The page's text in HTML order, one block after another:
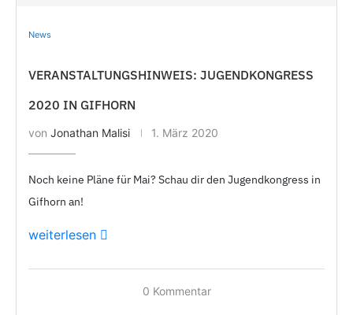
News
VERANSTALTUNGS­HINWEIS: JUGEND­KONGRESS
2020 IN GIFHORN
von Jonathan Malisi 1. März 2020
Noch keine Pläne für Mai? Schau dir den Jugendkongress in
Gifhorn an!
weiterlesen
0 Kommentar